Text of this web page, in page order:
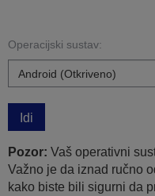
Operacijski sustav:
Idi
Pozor: Vaš operativni
Važno je da iznad ručno
kako biste bili sigurni da